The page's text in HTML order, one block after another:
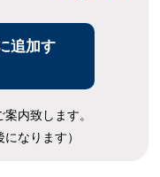
追加す
内致します。
なります）